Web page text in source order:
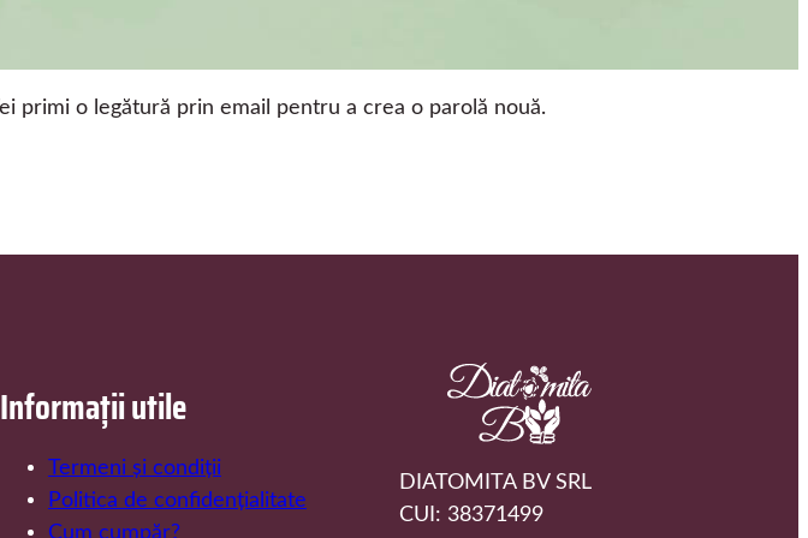
primi o legătură prin email pentru a crea o parolă nouă.
Informații utile
Termeni și condiții
Politica de confidențialitate
Cum cumpăr?
DIATOMITA BV SRL
CUI: 38371499